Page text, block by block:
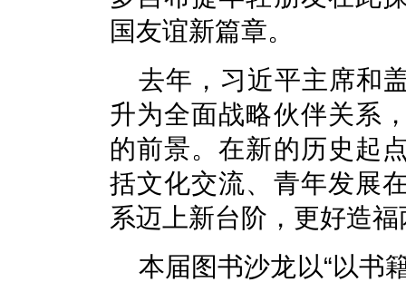
国友谊新篇章。
去年，习近平主席和
升为全面战略伙伴关系
的前景。在新的历史起
括文化交流、青年发展
系迈上新台阶，更好造
本届图书沙龙以“以书